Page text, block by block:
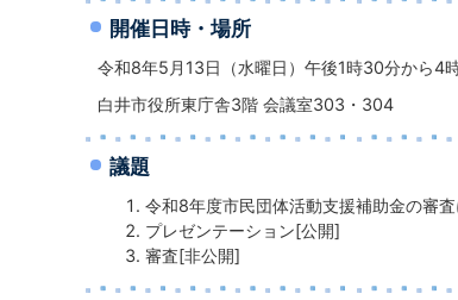
開催日時・場所
令和8年5月13日（水曜日）午後1時30分から4
白井市役所東庁舎3階 会議室303・304
議題
令和8年度市民団体活動支援補助金の審
プレゼンテーション[公開]
審査[非公開]